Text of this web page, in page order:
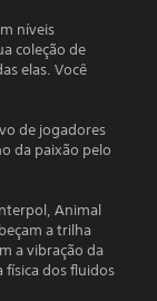
níveis
coleção de
elas. Você
de jogadores
da paixão pelo
Animal
a trilha
a vibração da
física dos fluidos